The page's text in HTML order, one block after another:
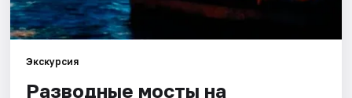
Экскурсия
Разводные мосты на